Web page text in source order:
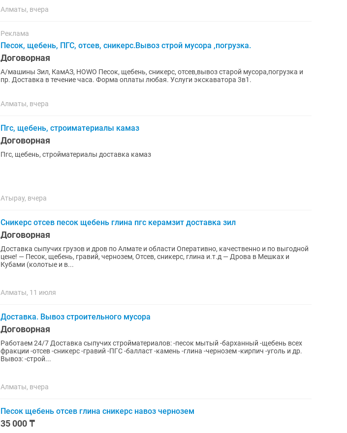
Алматы, вчера
Реклама
Песок, щебень, ПГС, отсев, сникерс.Вывоз строй мусора ,погрузка.
Договорная
А/машины Зил, КамАЗ, HOWO Песок, щебень, сникерс, отсев,вывоз старой мусора,погрузка и
пр. Доставка в течение часа. Форма оплаты любая. Услуги экскаватора 3в1.
Алматы, вчера
Пгс, щебень, строиматериалы камаз
Договорная
Пгс, щебень, стройматериалы доставка камаз
Атырау, вчера
Сникерс отсев песок щебень глина пгс керамзит доставка зил
Договорная
Доставка сыпучих грузов и дров по Алмате и области Оперативно, качественно и по выгодной
цене! — Песок, щебень, гравий, чернозем, Отсев, сникерс, глина и.т.д — Дрова в Мешках и
Кубами (колотые и в...
Алматы, 11 июля
Доставка. Вывоз строительного мусора
Договорная
Работаем 24/7 Доставка сыпучих стройматериалов: -песок мытый -барханный -щебень всех
фракции -отсев -сникерс -гравий -ПГС -балласт -камень -глина -чернозем -кирпич -уголь и др.
Вывоз: -строй...
Алматы, вчера
Песок щебень отсев глина сникерс навоз чернозем
35 000 ₸